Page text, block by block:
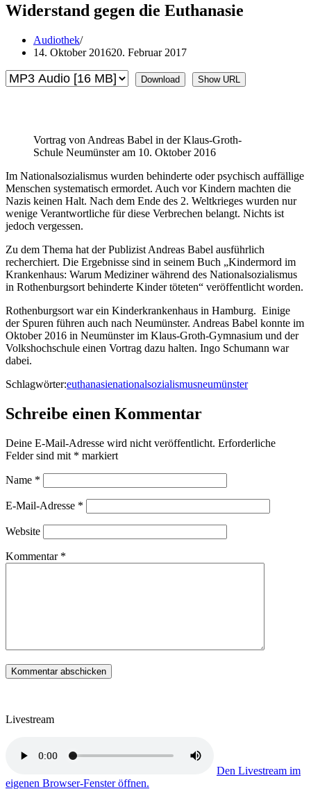
Widerstand gegen die Euthanasie
Audiothek
14. Oktober 201620. Februar 2017
Download Show URL
Vortrag von Andreas Babel in der Klaus-Groth-
Schule Neumünster am 10. Oktober 2016
Im Nationalsozialismus wurden behinderte oder psychisch auffällige
Menschen systematisch ermordet. Auch vor Kindern machten die
Nazis keinen Halt. Nach dem Ende des 2. Weltkrieges wurden nur
wenige Verantwortliche für diese Verbrechen belangt. Nichts ist
jedoch vergessen.
Zu dem Thema hat der Publizist Andreas Babel ausführlich
recherchiert. Die Ergebnisse sind in seinem Buch „Kindermord im
Krankenhaus: Warum Mediziner während des Nationalsozialismus
in Rothenburgsort behinderte Kinder töteten“ veröffentlicht worden.
Rothenburgsort war ein Kinderkrankenhaus in Hamburg. Einige
der Spuren führen auch nach Neumünster. Andreas Babel konnte im
Oktober 2016 in Neumünster im Klaus-Groth-Gymnasium und der
Volkshochschule einen Vortrag dazu halten. Ingo Schumann war
dabei.
Schlagwörter:euthanasienationalsozialismusneumünster
Schreibe einen Kommentar
Deine E-Mail-Adresse wird nicht veröffentlicht. Erforderliche
Felder sind mit * markiert
Name *
E-Mail-Adresse *
Website
Kommentar *
Livestream
Den Livestream im
eigenen Browser-Fenster öffnen.